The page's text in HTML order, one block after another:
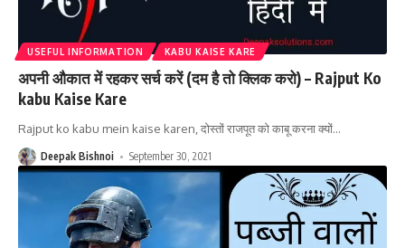
USEFUL INFORMATION KABU KAISE KARE
अपनी औकात में रहकर सर्च करें (दम है तो क्लिक करो) – Rajput Ko
kabu Kaise Kare
Rajput ko kabu mein kaise karen, दोस्तों राजपूत को काबू करना क्यों…
Deepak Bishnoi September 30, 2021